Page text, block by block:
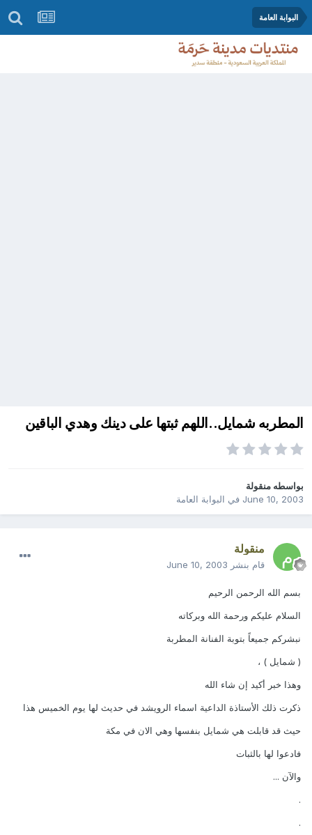
البوابة العامة
المطربه شمايل..اللهم ثبتها على دينك وهدي الباقين
بواسطه منقولة
June 10, 2003في البوابة العامة
منقولة
قام بنشر June 10, 2003
بسم الله الرحمن الرحيم
السلام عليكم ورحمة الله وبركاته
نبشركم جميعاً بتوبة الفنانة المطربة
( شمايل ) ،
وهذا خبر أكيد إن شاء الله
ذكرت ذلك الأستاذة الداعية اسماء الرويشد في حديث لها يوم الخميس هذا
حيث قد قابلت هي شمايل بنفسها وهي الان في مكة
فادعوا لها بالثبات
والآن ...